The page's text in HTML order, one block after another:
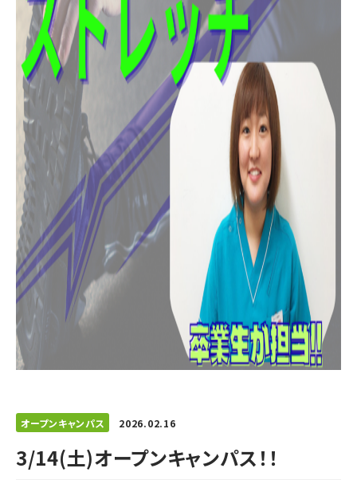
オープンキャンパス 2026.02.16
3/14(土)オープンキャンパス！！